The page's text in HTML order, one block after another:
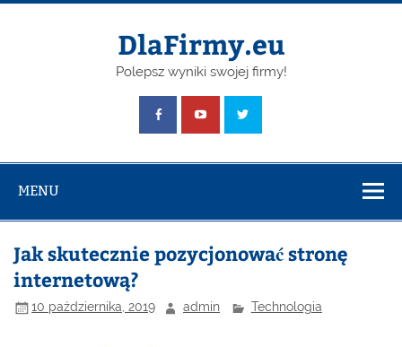
Skip
DlaFirmy.eu
Polepsz wyniki swojej firmy!
MENU
Jak skutecznie pozycjonować stronę
internetową?
10 października, 2019 admin Technologia